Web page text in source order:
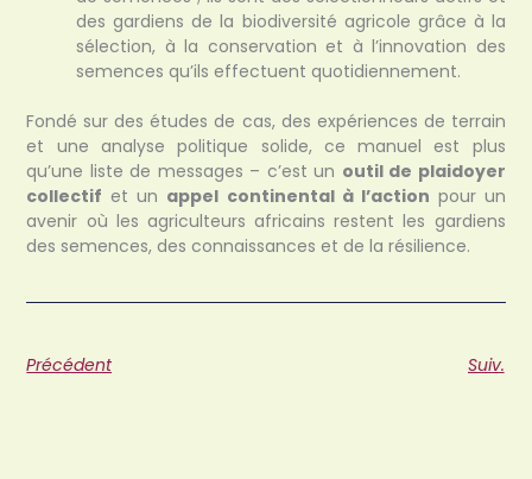
des gardiens de la biodiversité agricole grâce à la
sélection, à la conservation et à l’innovation des
semences qu’ils effectuent quotidiennement.
Fondé sur des études de cas, des expériences de terrain
et une analyse politique solide, ce manuel est plus
qu’une liste de messages – c’est un outil de plaidoyer
collectif et un appel continental à l’action pour un
avenir où les agriculteurs africains restent les gardiens
des semences, des connaissances et de la résilience.
Précédent Suiv.